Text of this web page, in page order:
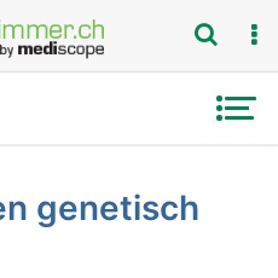
genetisch